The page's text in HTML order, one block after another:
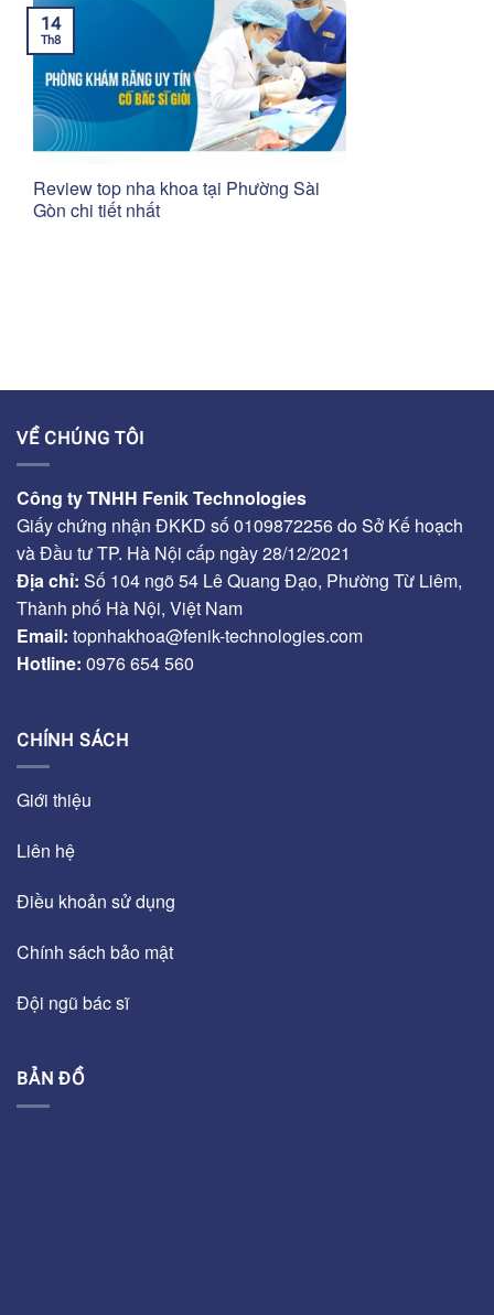
Review top nha khoa tại Phường Sài
Gòn chi tiết nhất
14
Th8
VỀ CHÚNG TÔI
Công ty TNHH Fenik Technologies
Giấy chứng nhận ĐKKD số 0109872256 do Sở Kế hoạch
và Đầu tư TP. Hà Nội cấp ngày 28/12/2021
Địa chỉ: Số 104 ngõ 54 Lê Quang Đạo, Phường Từ Liêm,
Thành phố Hà Nội, Việt Nam
Email: topnhakhoa@fenik-technologies.com
Hotline: 0976 654 560
CHÍNH SÁCH
Giới thiệu
Liên hệ
Điều khoản sử dụng
Chính sách bảo mật
Đội ngũ bác sĩ
BẢN ĐỒ